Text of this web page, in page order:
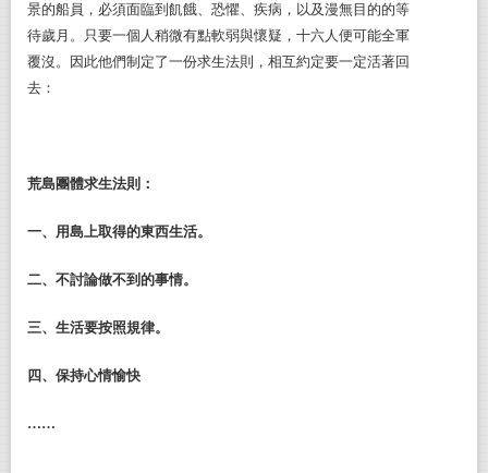
景的船員，必須面臨到飢餓、恐懼、疾病，以及漫無目的的等
待歲月。只要一個人稍微有點軟弱與懷疑，十六人便可能全軍
覆沒。因此他們制定了一份求生法則，相互約定要一定活著回
去：
荒島團體求生法則：
一、用島上取得的東西生活。
二、不討論做不到的事情。
三、生活要按照規律。
四、保持心情愉快
……